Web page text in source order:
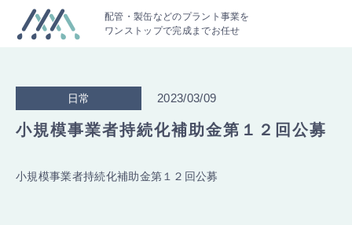
配管・製缶などのプラント事業を
ワンストップで完成までお任せ
日常 2023/03/09
小規模事業者持続化補助金第１２回公募
小規模事業者持続化補助金第１２回公募